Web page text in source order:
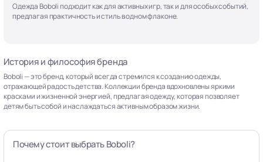
Одежда Boboli подходит как для активных игр, так и для особых событий,
предлагая практичность и стиль в одном флаконе.
История и философия бренда
Boboli — это бренд, который всегда стремился к созданию одежды,
отражающей радость детства. Коллекции бренда вдохновлены яркими
красками и жизненной энергией, предлагая одежду, которая позволяет
детям быть собой и наслаждаться активным образом жизни.
Почему стоит выбрать Boboli?